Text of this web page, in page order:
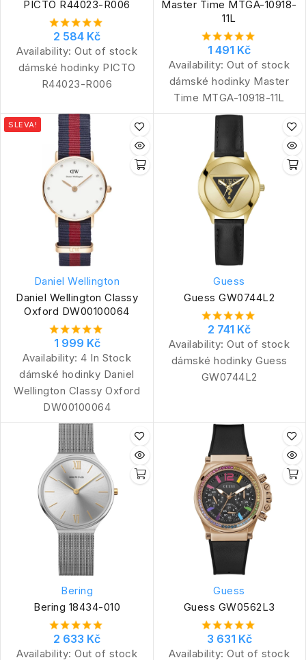
PICTO R44023-R006
2 584 Kč
Availability: Out of stock
dámské hodinky PICTO
R44023-R006
Master Time MTGA-10918-
11L
1 491 Kč
Availability: Out of stock
dámské hodinky Master
Time MTGA-10918-11L
SLEVA!
Daniel Wellington
Daniel Wellington Classy
Oxford DW00100064
1 999 Kč
Availability: 4 In Stock
dámské hodinky Daniel
Wellington Classy Oxford
DW00100064
Guess
Guess GW0744L2
2 741 Kč
Availability: Out of stock
dámské hodinky Guess
GW0744L2
Bering
Bering 18434-010
2 633 Kč
Availability: Out of stock
Guess
Guess GW0562L3
3 631 Kč
Availability: Out of stock